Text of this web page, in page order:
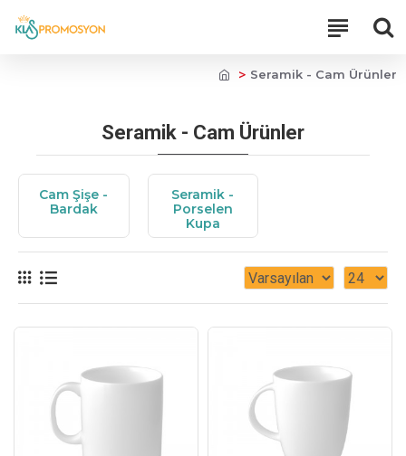
Seramik - Cam Ürünler
Seramik - Cam Ürünler
Cam Şişe -
Bardak
Seramik -
Porselen
Kupa